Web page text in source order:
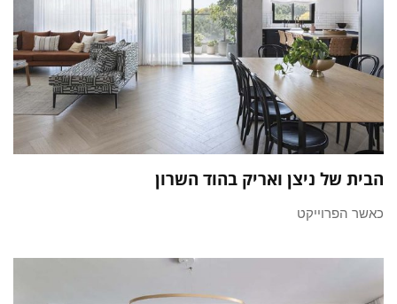
הבית של ניצן ואריק בהוד השרון
כאשר הפרוייקט